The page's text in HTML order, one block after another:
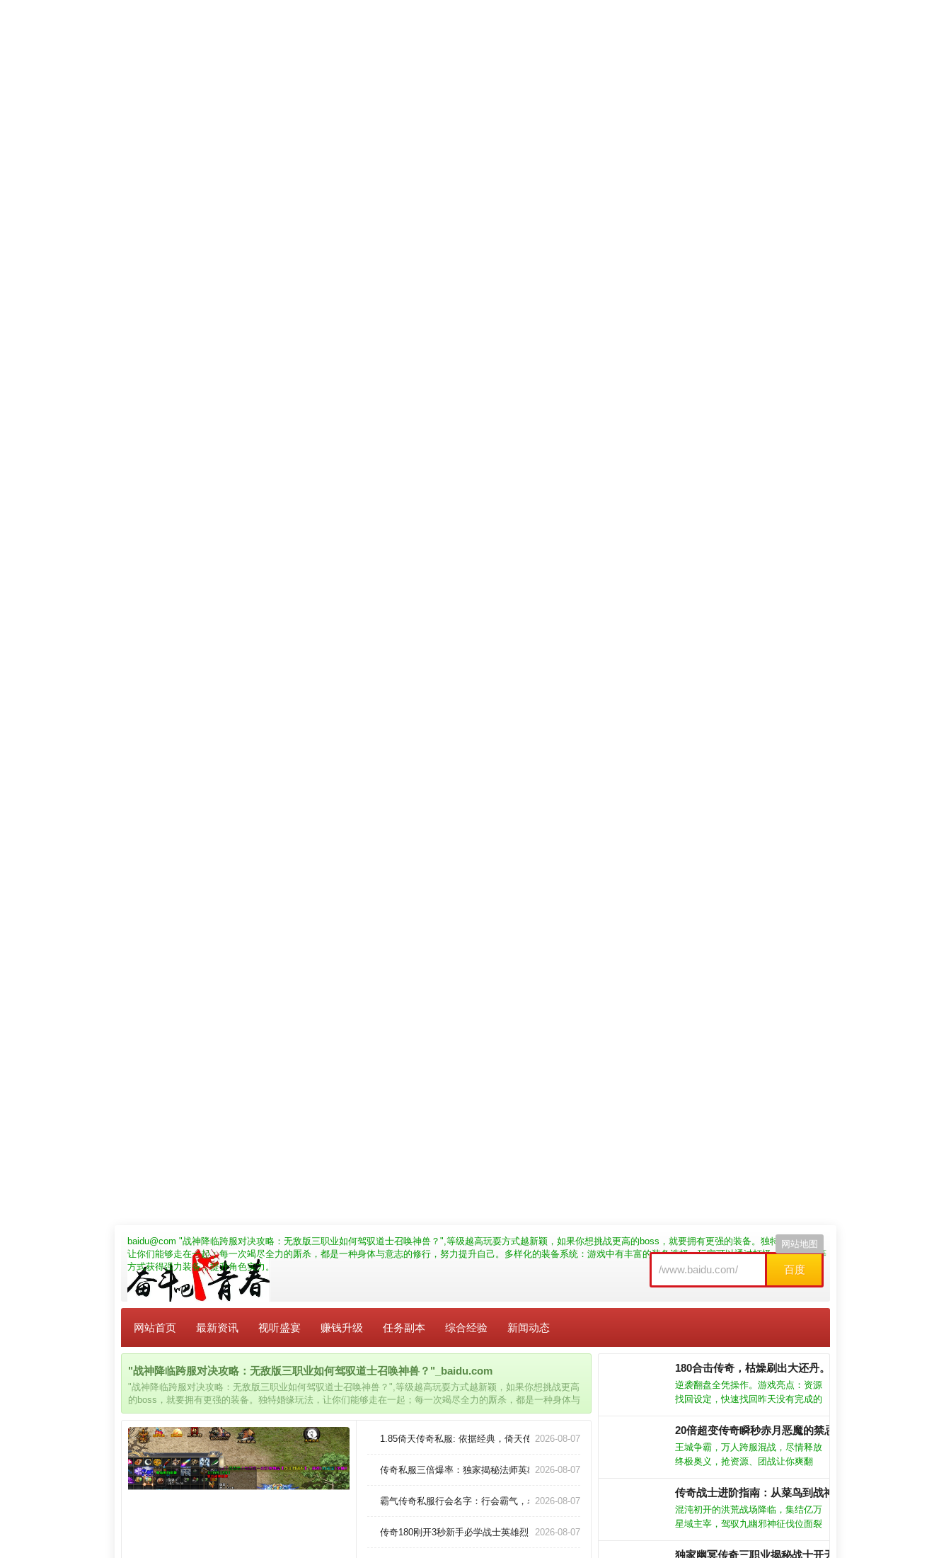
baidu@com "战神降临跨服对决攻略：无敌版三职业如何驾驭道士召唤神兽？",等级越高玩耍方式越新颖，如果你想挑战更高的boss，就要拥有更强的装备。独特婚缘玩法，
让你们能够走在一起；每一次竭尽全力的厮杀，都是一种身体与意志的修行，努力提升自己。多样化的装备系统：游戏中有丰富的装备选择，玩家可以通过打怪、完成任务等
方式获得强力装备，提升角色实力。
百度
网站地图
网站首页 最新资讯 视听盛宴 赚钱升级 任务副本 综合经验 新闻动态
"战神降临跨服对决攻略：无敌版三职业如何驾驭道士召唤神兽？"_baidu.com
"战神降临跨服对决攻略：无敌版三职业如何驾驭道士召唤神兽？",等级越高玩耍方式越新颖，如果你想挑战更高
的boss，就要拥有更强的装备。独特婚缘玩法，让你们能够走在一起；每一次竭尽全力的厮杀，都是一种身体与
意志的修行，努力提升自己。多样化的装备系统：游戏中有丰富的装备选择，玩家可以通过打怪、完成任务等方
式获得强力装备，提升角色实力。
1.85倚天传奇私服: 依据经典，倚天传奇崭新呈现！
2026-08-07
传奇私服三倍爆率：独家揭秘法师英雄冰咆哮终极奥义！
2026-08-07
霸气传奇私服行会名字：行会霸气，名扬天下！
2026-08-07
传奇180刚开3秒新手必学战士英雄烈火剑法速成指南
2026-08-07
180合击传奇，枯燥刷出大还丹。
逆袭翻盘全凭操作。游戏亮点：资源
找回设定，快速找回昨天没有完成的
式玩法任你选择，娱乐或激战，攻城
和打怪，让大家自行选择。
20倍超变传奇瞬秒赤月恶魔的禁忌法门！
王城争霸，万人跨服混战，尽情释放
终极奥义，抢资源、团战让你爽翻
值，支持全服拍卖行交易，智能装备
回收可快速变现元宝。冲击王者段位
前，先凑齐三套暴击符文，再嗑十倍
醒石。
传奇战士进阶指南：从菜鸟到战神的终极蜕变！
混沌初开的洪荒战场降临，集结亿万
星域主宰，驾驭九幽邪神征伐位面裂
翱翔七十二层地狱震慑万界，执掌轮
独家幽冥传奇三职业揭秘战士开天斩终极奥义